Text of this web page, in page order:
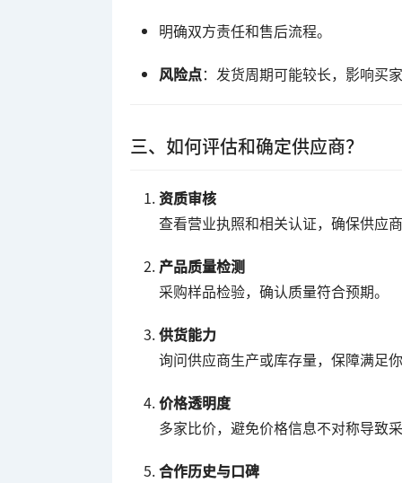
明确双方责任和售后流程。
风险点：发货周期可能较长，影响买
三、如何评估和确定供应商？
资质审核
查看营业执照和相关认证，确保供应
产品质量检测
采购样品检验，确认质量符合预期。
供货能力
询问供应商生产或库存量，保障满足
价格透明度
多家比价，避免价格信息不对称导致
合作历史与口碑